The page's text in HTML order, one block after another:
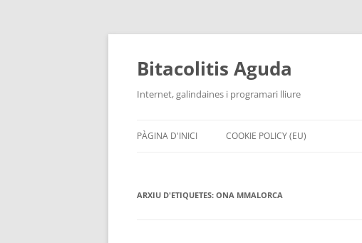
Vés
contingut
Bitacolitis Aguda
Internet, galindaines i programari lliure
PÀGINA D'INICI COOKIE POLICY (EU)
ARXIU D'ETIQUETES: ONA MMALORCA